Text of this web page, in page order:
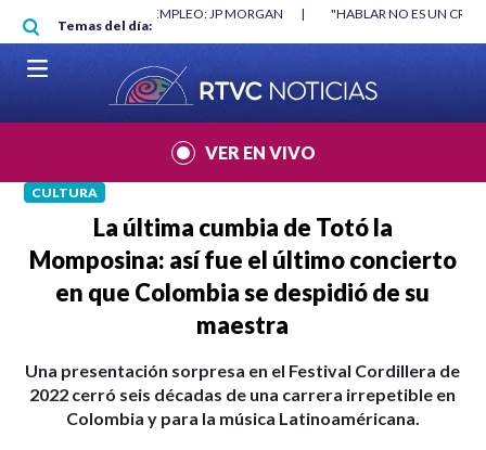
Pasar al contenido principal
Temas del día:
MÍNIMO NO DESTRUYÓ EMPLEO: JP MORGAN |
"HABLAR NO ES UN
MUNDIAL 2026
|
VER EN VIVO
CULTURA
La última cumbia de Totó la
Momposina: así fue el último concierto
en que Colombia se despidió de su
maestra
Una presentación sorpresa en el Festival Cordillera de
2022 cerró seis décadas de una carrera irrepetible en
Colombia y para la música Latinoaméricana.